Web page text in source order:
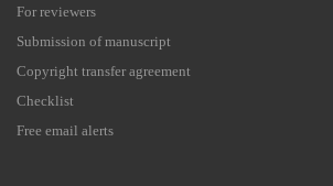
For reviewers
Submission of manuscript
Copyright transfer agreement
Checklist
Free email alerts